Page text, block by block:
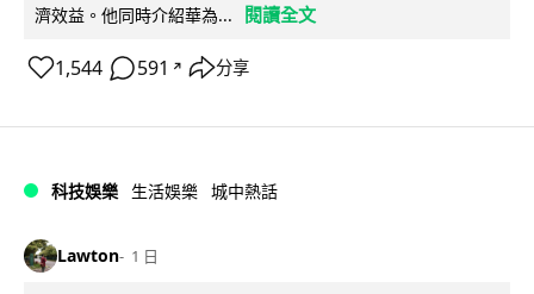
濟效益。他同時介紹華為...
閱讀全文
1,544 591 ↗ 分享
科技娛樂 生活娛樂 城中熱話
Lawton 1 日